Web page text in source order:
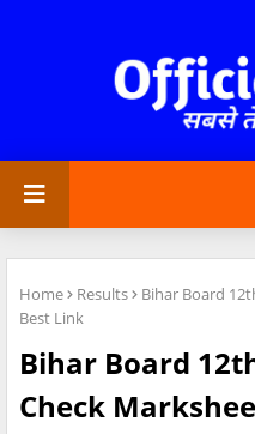
Home Results
Bihar Board
Best Link
Bihar Board
Check